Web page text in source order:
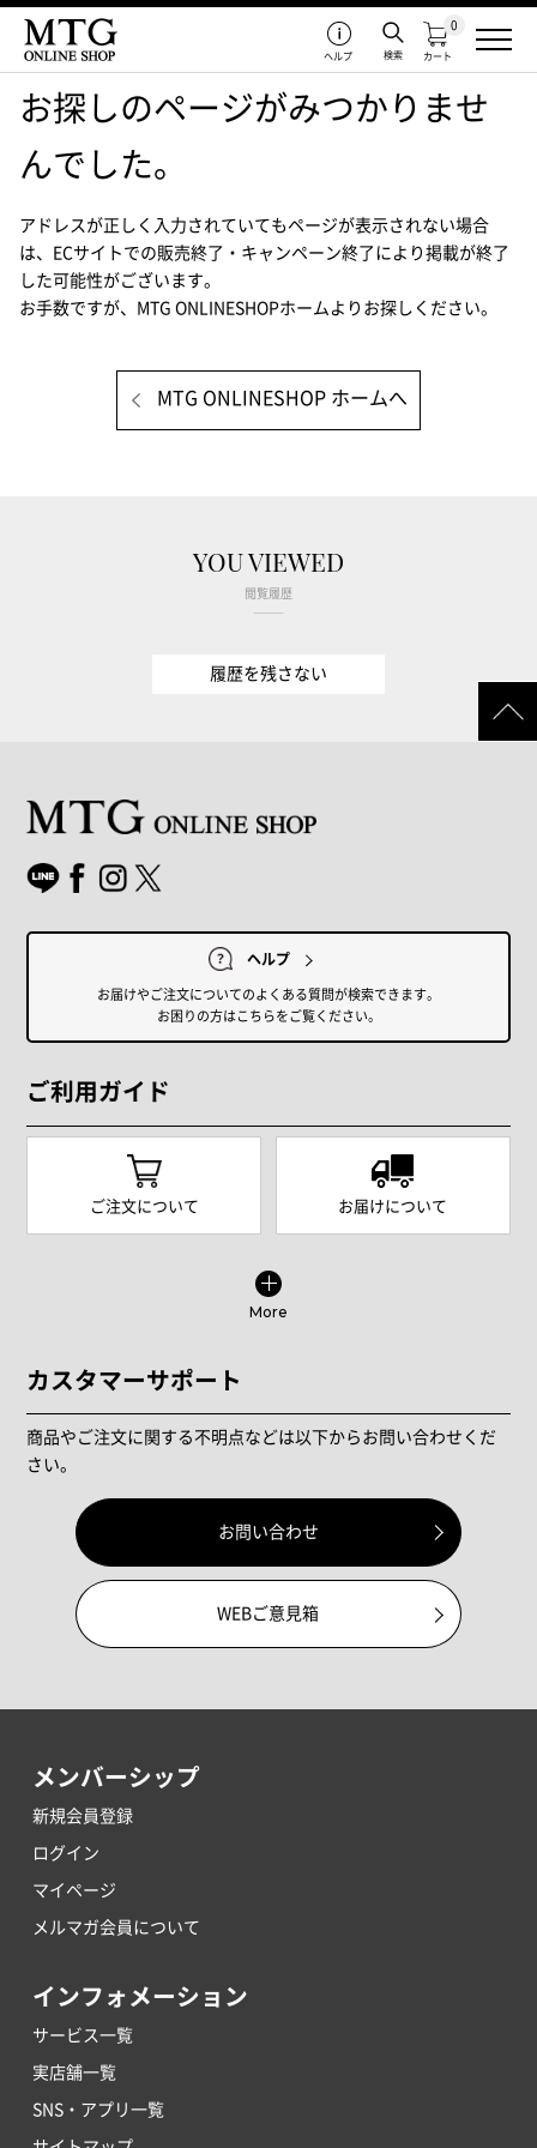
カート
0
検索
ヘルプ
お探しのページがみつかりませ
んでした。
アドレスが正しく入力されていてもページが表示されない場合
は、
ECサイトでの販売終了・キャンペーン終了により掲載が終了
した可能性がございます。
お手数ですが、MTG ONLINESHOPホームよりお探しください。
MTG ONLINESHOP ホームへ
YOU VIEWED
閲覧履歴
履歴を残さない
ヘルプ
お届けやご注文についてのよくある質問が検索できます。
お困りの方はこちらをご覧ください。
ご利用ガイド
ご注文について お届けについて
More
カスタマーサポート
商品やご注文に関する不明点などは以下からお問い合わせくだ
さい。
お問い合わせ
WEBご意見箱
メンバーシップ
新規会員登録
ログイン
マイページ
メルマガ会員について
インフォメーション
サービス一覧
実店舗一覧
SNS・アプリ一覧